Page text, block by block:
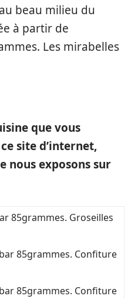
beau milieu du
à partir de
Les mirabelles
que vous
site d’internet,
nous exposons sur
85grammes. Groseilles
85grammes. Confiture
85grammes. Confiture